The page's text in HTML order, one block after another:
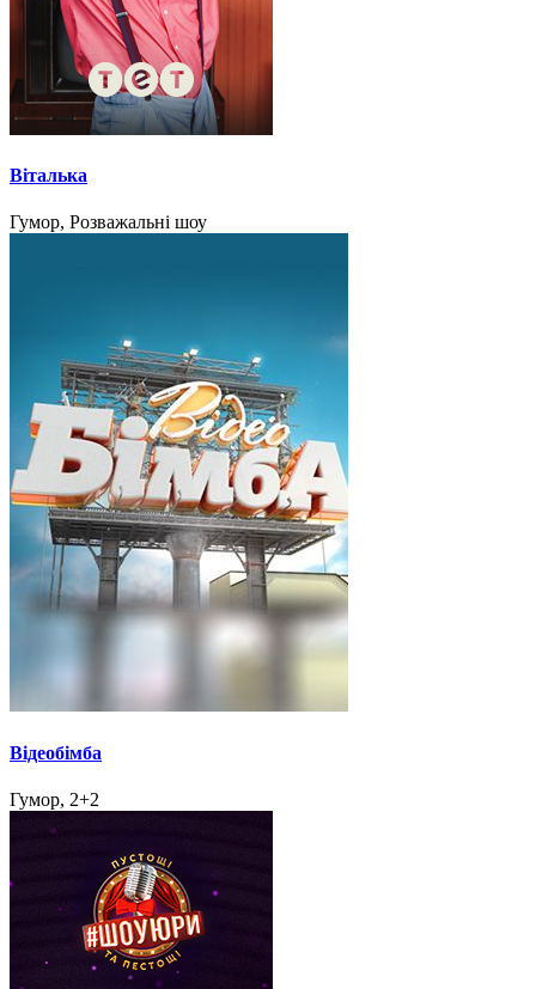
Віталька
Гумор, Розважальні шоу
Відеобімба
Гумор, 2+2